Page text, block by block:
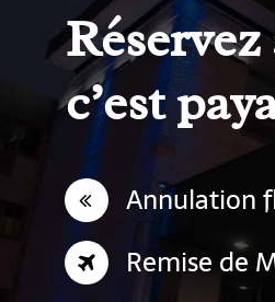
c’est
Annulation
Remise de